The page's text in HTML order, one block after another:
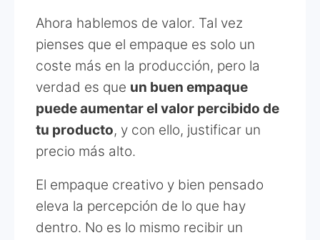
Ahora hablemos de valor. Tal vez
pienses que el empaque es solo un
coste más en la producción, pero la
verdad es que un buen empaque
puede aumentar el valor percibido de
tu producto, y con ello, justificar un
precio más alto.
El empaque creativo y bien pensado
eleva la percepción de lo que hay
dentro. No es lo mismo recibir un